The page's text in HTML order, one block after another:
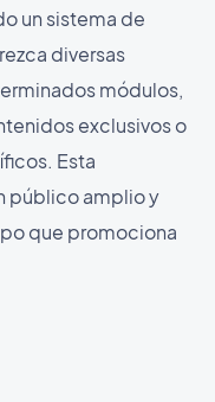
un sistema de
diversas
módulos,
exclusivos o
Esta
público amplio y
que promociona